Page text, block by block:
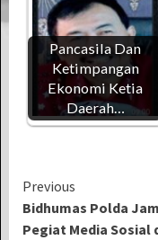
Pancasila Dan
Ketimpangan
Ekonomi Ketia
Daerah…
Continue
Reading
Previous
Bidhumas Polda
Pegiat Media Sosial